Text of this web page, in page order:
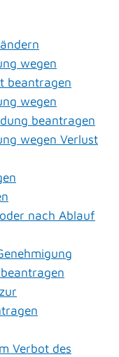
wegen
beantragen
wegen
beantragen
wegen Verlust
nach Ablauf
Verbot des